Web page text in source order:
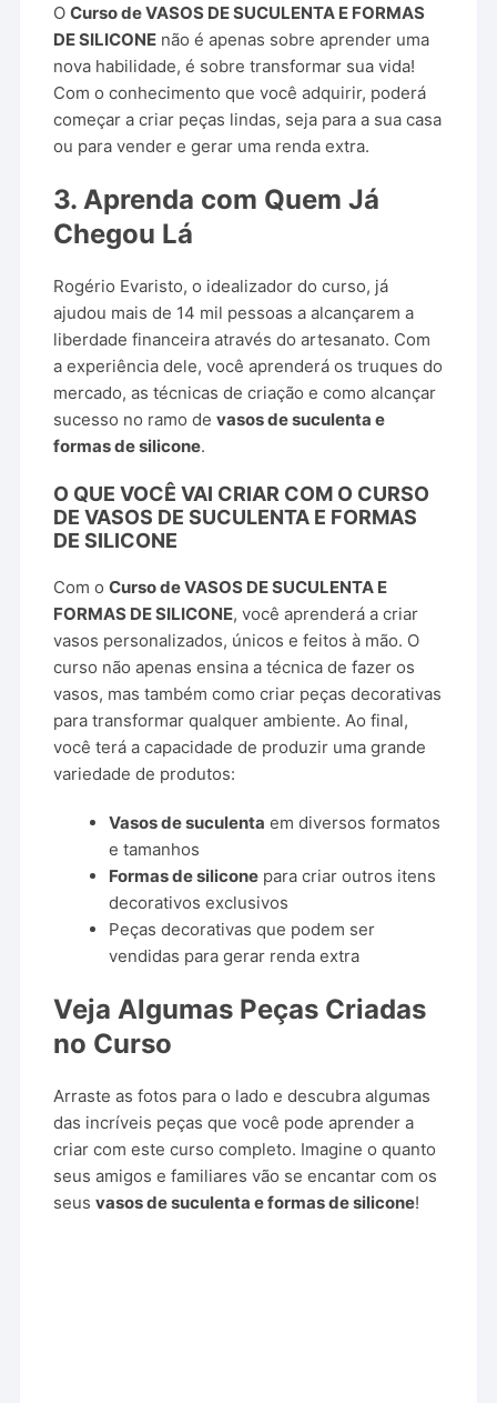
OCurso de VASOS DE SUCULENTA E FORMAS
DE SILICONE não é apenas sobre aprender uma
nova habilidade, é sobre transformar sua vida!
Com o conhecimento que você adquirir, poderá
começar a criar peças lindas, seja para a sua casa
ou para vender e gerar uma renda extra.
3. Aprenda com Quem Já
Chegou Lá
Rogério Evaristo, o idealizador do curso, já
ajudou mais de 14 mil pessoas a alcançarem a
liberdade financeira através do artesanato. Com
a experiência dele, você aprenderá os truques do
mercado, as técnicas de criação e como alcançar
sucesso no ramo devasos de suculenta e
formas de silicone.
O QUE VOCÊ VAI CRIAR COM O CURSO
DE VASOS DE SUCULENTA E FORMAS
DE SILICONE
Com oCurso de VASOS DE SUCULENTA E
FORMAS DE SILICONE, você aprenderá a criar
vasos personalizados, únicos e feitos à mão. O
curso não apenas ensina a técnica de fazer os
vasos, mas também como criar peças decorativas
para transformar qualquer ambiente. Ao final,
você terá a capacidade de produzir uma grande
variedade de produtos:
Vasos de suculenta em diversos formatos
e tamanhos
Formas de silicone para criar outros itens
decorativos exclusivos
Peças decorativas que podem ser
vendidas para gerar renda extra
Veja Algumas Peças Criadas
no Curso
Arraste as fotos para o lado e descubra algumas
das incríveis peças que você pode aprender a
criar com este curso completo. Imagine o quanto
seus amigos e familiares vão se encantar com os
seusvasos de suculenta e formas de silicone!